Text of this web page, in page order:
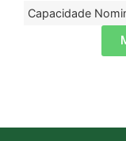
Capacidade